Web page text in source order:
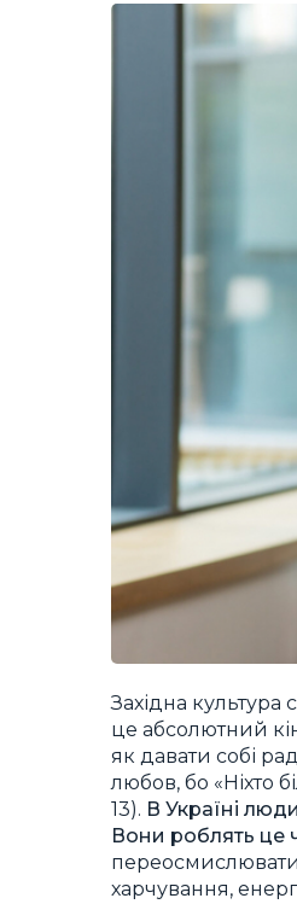
Західна
це абсолютний
як давати собі
любов, бо «Ніхто
13). В Україні
Вони роблять це
харчування,